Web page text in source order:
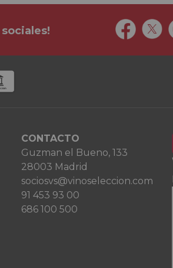
CONTACTO
Guzman el Bueno, 133
28003 Madrid
sociosvs@vinoseleccion.com
91 453 93 00
686 100 500